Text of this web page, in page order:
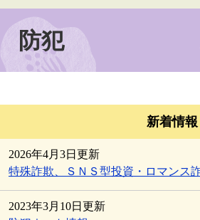
防犯
新着情報
2026年4月3日更新
特殊詐欺、ＳＮＳ型投資・ロマンス
2023年3月10日更新